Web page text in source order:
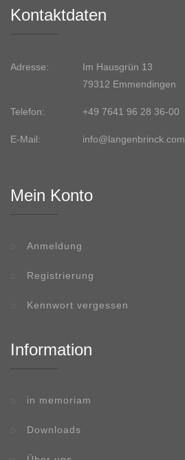
Kontaktdaten
Adresse:
Im Hausgrün 13
79312 Emmendingen
Telefon: +49 7641 96 28 36-00
E-Mail: info@langenbrinck.com
Mein Konto
Anmeldung
Registrierung
Kennwort vergessen
Information
in memoriam
Downloads